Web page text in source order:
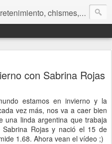
curiosidades, ovnis, noticias calientes, fotos, videos, paranormal y ¡más!
con Sabrina Rojas
estamos en invierno y la
vez más, nos va a caer bien
una linda argentina que trabaja
Rojas y nació el 15 de
1.68. Ahora vean el vídeo ;)